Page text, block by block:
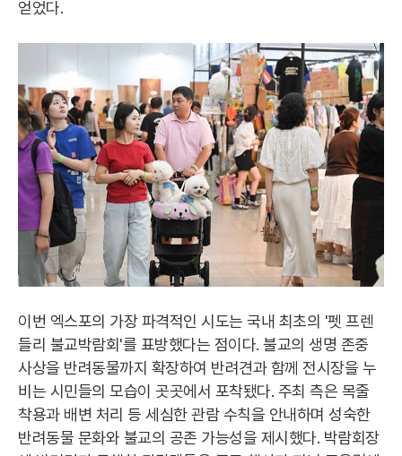
얻었다.
이번 엑스포의 가장 파격적인 시도는 국내 최초의 '펫 프렌
들리 불교박람회'를 표방했다는 점이다. 불교의 생명 존중
사상을 반려동물까지 확장하여 반려견과 함께 전시장을 누
비는 시민들의 모습이 곳곳에서 포착됐다. 주최 측은 목줄
착용과 배변 처리 등 세심한 관람 수칙을 안내하며 성숙한
반려동물 문화와 불교의 공존 가능성을 제시했다. 박람회장